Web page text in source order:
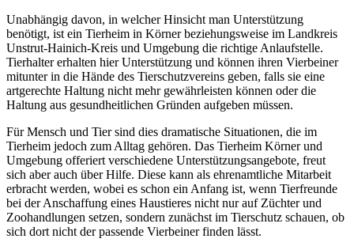
Unabhängig davon, in welcher Hinsicht man Unterstützung
benötigt, ist ein Tierheim in Körner beziehungsweise im Landkreis
Unstrut-Hainich-Kreis und Umgebung die richtige Anlaufstelle.
Tierhalter erhalten hier Unterstützung und können ihren Vierbeiner
mitunter in die Hände des Tierschutzvereins geben, falls sie eine
artgerechte Haltung nicht mehr gewährleisten können oder die
Haltung aus gesundheitlichen Gründen aufgeben müssen.
Für Mensch und Tier sind dies dramatische Situationen, die im
Tierheim jedoch zum Alltag gehören. Das Tierheim Körner und
Umgebung offeriert verschiedene Unterstützungsangebote, freut
sich aber auch über Hilfe. Diese kann als ehrenamtliche Mitarbeit
erbracht werden, wobei es schon ein Anfang ist, wenn Tierfreunde
bei der Anschaffung eines Haustieres nicht nur auf Züchter und
Zoohandlungen setzen, sondern zunächst im Tierschutz schauen, ob
sich dort nicht der passende Vierbeiner finden lässt.